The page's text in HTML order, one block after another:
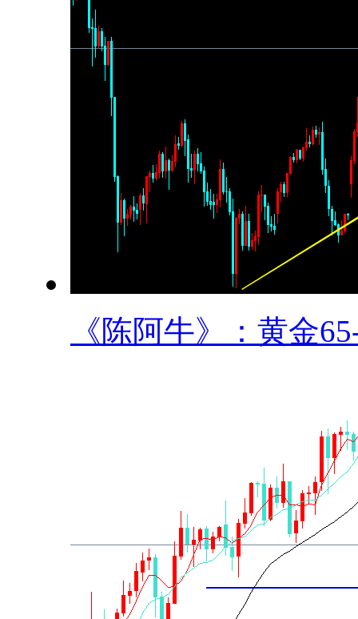
《陈阿牛》：黄金